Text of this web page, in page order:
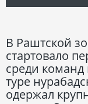
В Раштской
стартовало
среди команд
туре
одержал